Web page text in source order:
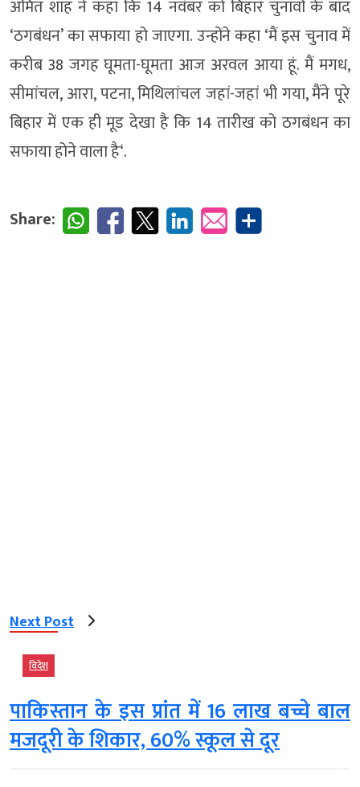
अमित शाह ने कहा कि 14 नवंबर को बिहार चुनावों के बाद
‘ठगबंधन’ का सफाया हो जाएगा. उन्होंने कहा ‘मैं इस चुनाव में
करीब 38 जगह घूमता-घूमता आज अरवल आया हूं. मैं मगध,
सीमांचल, आरा, पटना, मिथिलांचल जहां-जहां भी गया, मैंने पूरे
बिहार में एक ही मूड देखा है कि 14 तारीख को ठगबंधन का
सफाया होने वाला है‘.
Share:
Next Post
विदेश
पाकिस्तान के इस प्रांत में 16 लाख बच्चे बाल
मजदूरी के शिकार, 60% स्कूल से दूर